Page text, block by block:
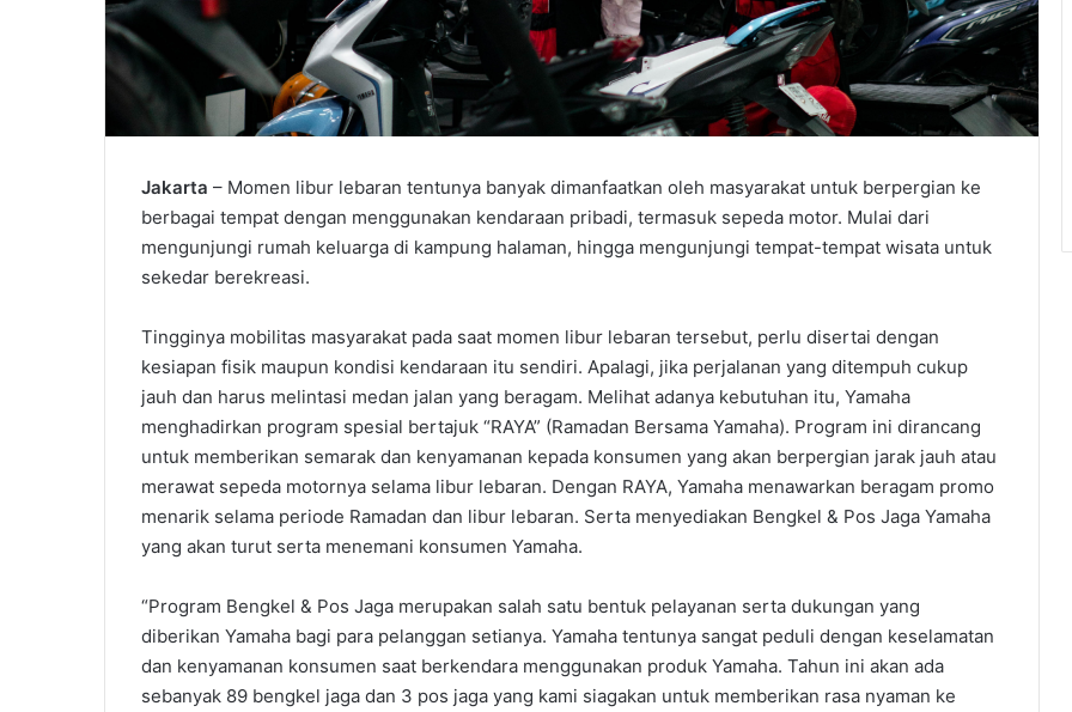
Jakarta – Momen libur lebaran tentunya banyak dimanfaatkan oleh masyarakat untuk berpergian ke
berbagai tempat dengan menggunakan kendaraan pribadi, termasuk sepeda motor. Mulai dari
mengunjungi rumah keluarga di kampung halaman, hingga mengunjungi tempat-tempat wisata untuk
sekedar berekreasi.
Tingginya mobilitas masyarakat pada saat momen libur lebaran tersebut, perlu disertai dengan
kesiapan fisik maupun kondisi kendaraan itu sendiri. Apalagi, jika perjalanan yang ditempuh cukup
jauh dan harus melintasi medan jalan yang beragam. Melihat adanya kebutuhan itu, Yamaha
menghadirkan program spesial bertajuk “RAYA” (Ramadan Bersama Yamaha). Program ini dirancang
untuk memberikan semarak dan kenyamanan kepada konsumen yang akan berpergian jarak jauh atau
merawat sepeda motornya selama libur lebaran. Dengan RAYA, Yamaha menawarkan beragam promo
menarik selama periode Ramadan dan libur lebaran. Serta menyediakan Bengkel & Pos Jaga Yamaha
yang akan turut serta menemani konsumen Yamaha.
“Program Bengkel & Pos Jaga merupakan salah satu bentuk pelayanan serta dukungan yang
diberikan Yamaha bagi para pelanggan setianya. Yamaha tentunya sangat peduli dengan keselamatan
dan kenyamanan konsumen saat berkendara menggunakan produk Yamaha. Tahun ini akan ada
sebanyak 89 bengkel jaga dan 3 pos jaga yang kami siagakan untuk memberikan rasa nyaman ke